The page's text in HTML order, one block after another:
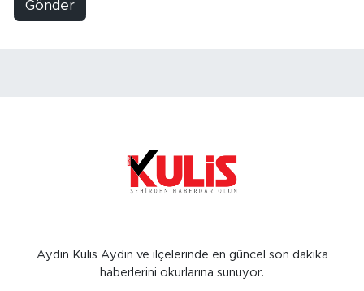
Gönder
Aydın Kulis Aydın ve ilçelerinde en güncel son dakika
haberlerini okurlarına sunuyor.